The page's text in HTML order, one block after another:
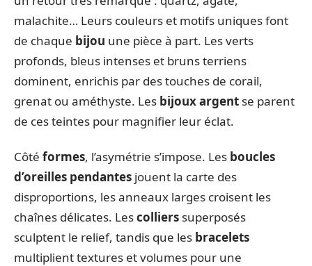
malachite… Leurs couleurs et motifs uniques font
de chaque bijou une pièce à part. Les verts
profonds, bleus intenses et bruns terriens
dominent, enrichis par des touches de corail,
grenat ou améthyste. Les bijoux argent se parent
de ces teintes pour magnifier leur éclat.
Côté formes, l’asymétrie s’impose. Les boucles
d’oreilles pendantes jouent la carte des
disproportions, les anneaux larges croisent les
chaînes délicates. Lescolliers superposés
sculptent le relief, tandis que les bracelets
multiplient textures et volumes pour une